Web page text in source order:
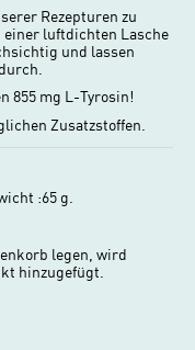
Rezepturen zu
luftdichten Lasche
und lassen
855 mg L-Tyrosin!
Zusatzstoffen.
:65 g.
legen, wird
hinzugefügt.